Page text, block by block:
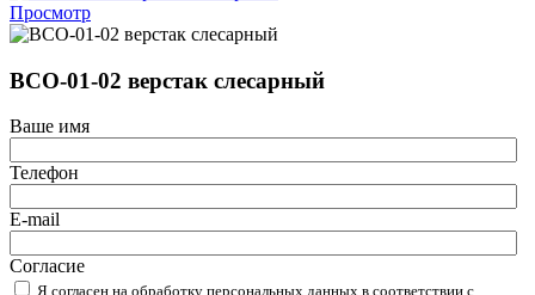
Просмотр
ВСО-01-02 верстак слесарный
Ваше имя
Телефон
E-mail
Согласие
Я согласен на обработку персональных данных в соответствии с